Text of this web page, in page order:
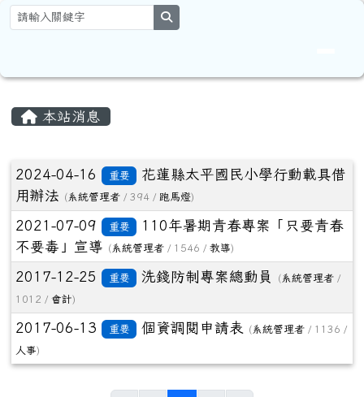
跳至主內容區
花蓮縣卓溪鄉太平國民小學全球資
本站消息
文章列表
2024-04-16 重要
花蓮縣太平國民小學行動載具借
用辦法
(系統管理者 / 394 / 跑馬燈)
2021-07-09 重要
110年暑期青春專案「只要青春
不要毒」宣導
(系統管理者 / 1546 / 教導)
2017-12-25 重要 洗錢防制專案總動員 (系統管理者 /
1012 / 會計)
2017-06-13 重要 個資調閱申請表 (系統管理者 / 1136 /
人事)